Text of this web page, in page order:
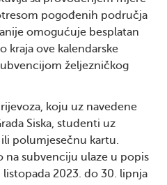
pogođenih područja
omogućuje besplatan
kraja ove kalendarske
željezničkog
koju uz navedene
Siska, studenti uz
polumjesečnu kartu.
na subvenciju ulaze u popis
2023. do 30. lipnja